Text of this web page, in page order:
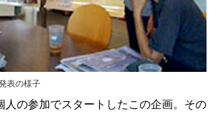
表の様子
人の参加でスタートしたこの企画。その